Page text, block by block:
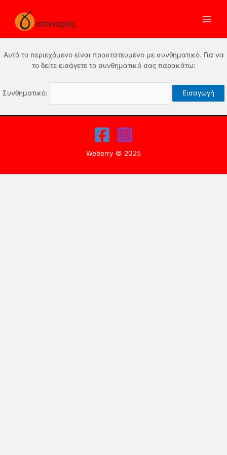
Αυτό το περιεχόμενο είναι προστατευμένο με συνθηματικό. Για να
το δείτε εισάγετε το συνθηματικό σας παρακάτω:
Συνθηματικό:
Weberry © 2025